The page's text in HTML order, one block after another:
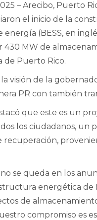
– Arecibo, Puerto
el inicio de la
(BESS, en
430 MW de
de Puerto Rico.
visión de la
PR con también
que este es un
los ciudadanos,
recuperación,
se queda en los
energética de
de
compromiso es